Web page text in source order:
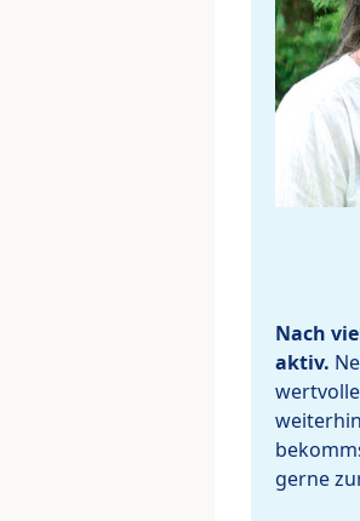
Nach
aktiv.
gerne